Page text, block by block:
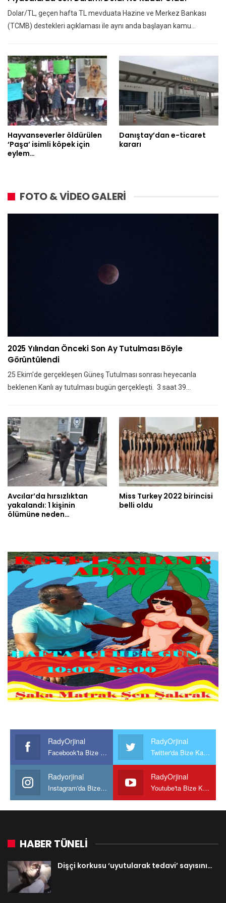
Dolar/TL, geçen hafta TL mevduata Hazine ve Merkez Bankası
(TCMB) destekleri açıklaması ile aynı anda başlayan kamu…
Hayvanseverler öldürülen
‘Paşa’ isimli köpek için
eylem…
Danıştay’dan e-ticaret
kararı
FOTO & VİDEO GALERİ
2025 Yılından Önceki Son Ay Tutulması Böyle
Görüntülendi
25 Ekim'de gerçekleşen Güneş Tutulması sonrası heyecanla
beklenen Kanlı ay tutulması bugün gerçekleşti. 3 saat 39…
Avcılar’da hırsızlıktan
yakalandı: 1 kişinin
ölümüne neden…
Miss Turkey 2022 birincisi
belli oldu
RadyOrjinal
Facebook'ta Bize Katılın
RadyOrjinal
Twitter'da Bize Katılın
Radyorjinal
Instagram'da Bize katılın
RadyOrjinal
Youtube'ta Bize Katılın
HABER TÜNELİ
Dişçi korkusu ‘uyutularak tedavi’ sayısını…